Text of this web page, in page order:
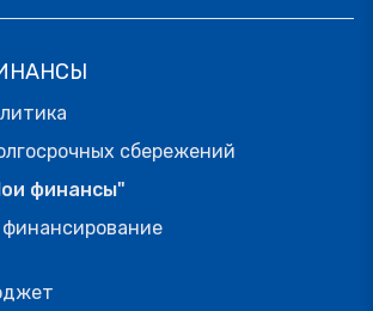
сбережений
финансы"